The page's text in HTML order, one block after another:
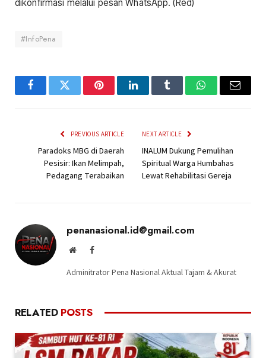
dikonfirmasi melalui pesan WhatsApp. (Red)
#InfoPena
FacebookTwitter PinterestLinkedInTumblr WhatsApp
Email
PREVIOUS ARTICLE
Paradoks MBG di Daerah
Pesisir: Ikan Melimpah,
Pedagang Terabaikan
NEXT ARTICLE
INALUM Dukung Pemulihan
Spiritual Warga Humbahas
Lewat Rehabilitasi Gereja
penanasional.id@gmail.com
WebsiteFacebook
Adminitrator Pena Nasional Aktual Tajam & Akurat
RELATED POSTS